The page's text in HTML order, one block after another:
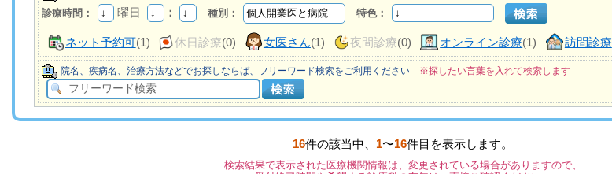
診療時間： 曜日 ： 種別： 特色：
ネット予約可(1) 休日診療(0) 女医さん(1) 夜間診療(0) オンライン診療(1) 訪問診療
院名、疾病名、治療方法などでお探しならば、フリーワード検索をご利用ください ※探したい言葉を入れて検索します
16件の該当中、 1〜16件目を表示します。
検索結果で表示された医療機関情報は、変更されている場合がありますので、